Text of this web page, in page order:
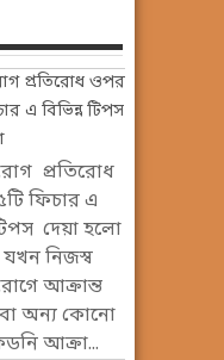
প্রতিরোধ ওপর
এ বিভিন্ন টিপস
প্রতিরোধ
ফিচার এ
দেয়া হলো
নিজস্ব
আক্রান্ত
অন্য কোনো
আক্রা...